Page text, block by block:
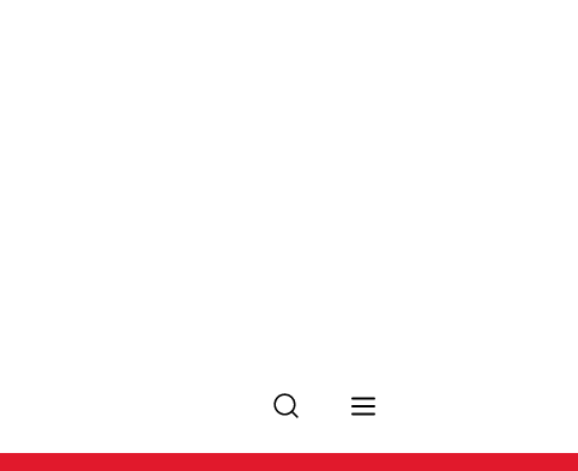
Buscar